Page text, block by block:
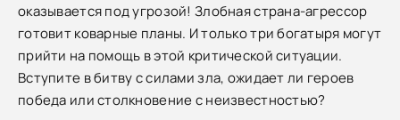
оказывается под угрозой! Злобная страна-агрессор
готовит коварные планы. И только три богатыря могут
прийти на помощь в этой критической ситуации.
Вступите в битву с силами зла, ожидает ли героев
победа или столкновение с неизвестностью?